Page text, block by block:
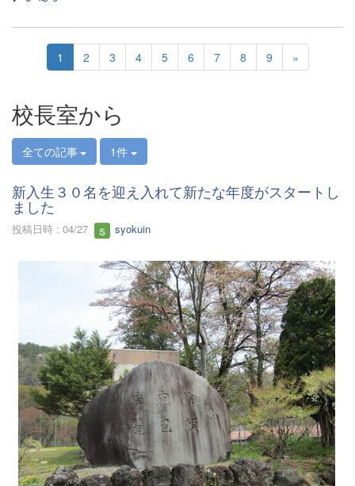
1 2 3 4 5 6 7 8 9 »
校長室から
全ての記事 1件
新入生３０名を迎え入れて新たな年度がスタートし
ました
投稿日時 : 04/27 syokuin